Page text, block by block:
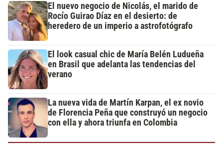
El nuevo negocio de Nicolás, el marido de
Rocío Guirao Díaz en el desierto: de
heredero de un imperio a astrofotógrafo
El look casual chic de María Belén Ludueña
en Brasil que adelanta las tendencias del
verano
La nueva vida de Martín Karpan, el ex novio
de Florencia Peña que construyó un negocio
con ella y ahora triunfa en Colombia